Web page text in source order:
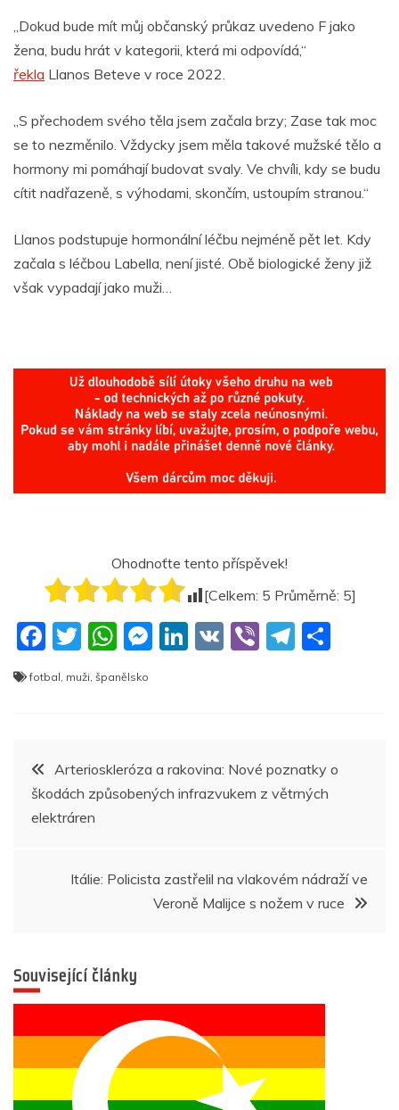
„Dokud bude mít můj občanský průkaz uvedeno F jako
žena, budu hrát v kategorii, která mi odpovídá,“
řekla Llanos Beteve v roce 2022.
„S přechodem svého těla jsem začala brzy; Zase tak moc
se to nezměnilo. Vždycky jsem měla takové mužské tělo a
hormony mi pomáhají budovat svaly. Ve chvíli, kdy se budu
cítit nadřazeně, s výhodami, skončím, ustoupím stranou.“
Llanos podstupuje hormonální léčbu nejméně pět let. Kdy
začala s léčbou Labella, není jisté. Obě biologické ženy již
však vypadají jako muži…
Ohodnoťte tento příspěvek!
[Celkem: 5 Průměrně: 5]
F
a
o
o
T
w
itt
W
h
p
p
M
g
er
Li
n
V
Vi T
m
fotbal, muži, španělsko
Navigace
pro
Arterioskleróza a rakovina: Nové poznatky o
škodách způsobených infrazvukem z větrných
elektráren
Itálie: Policista zastřelil na vlakovém nádraží ve
Veroně Malijce s nožem v ruce
Související články